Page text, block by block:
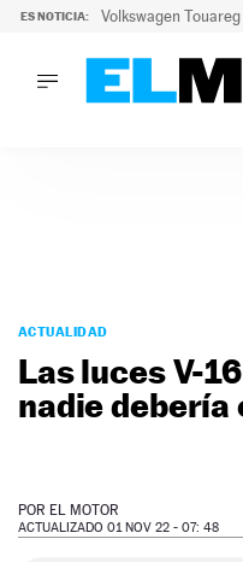
ES NOTICIA: Volkswagen Touareg
PODCAST
MOTOS
TECNOLOGÍA
SERVICIOS
ACTUALIDAD
Las luces V-
nadie debería
POR EL MOTOR
ACTUALIZADO 01 NOV 22 - 07: 48